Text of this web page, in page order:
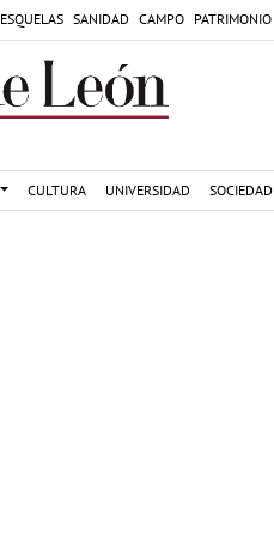
ESQUELAS SANIDAD CAMPO PATRIMONIO
CULTURA UNIVERSIDAD SOCIEDAD